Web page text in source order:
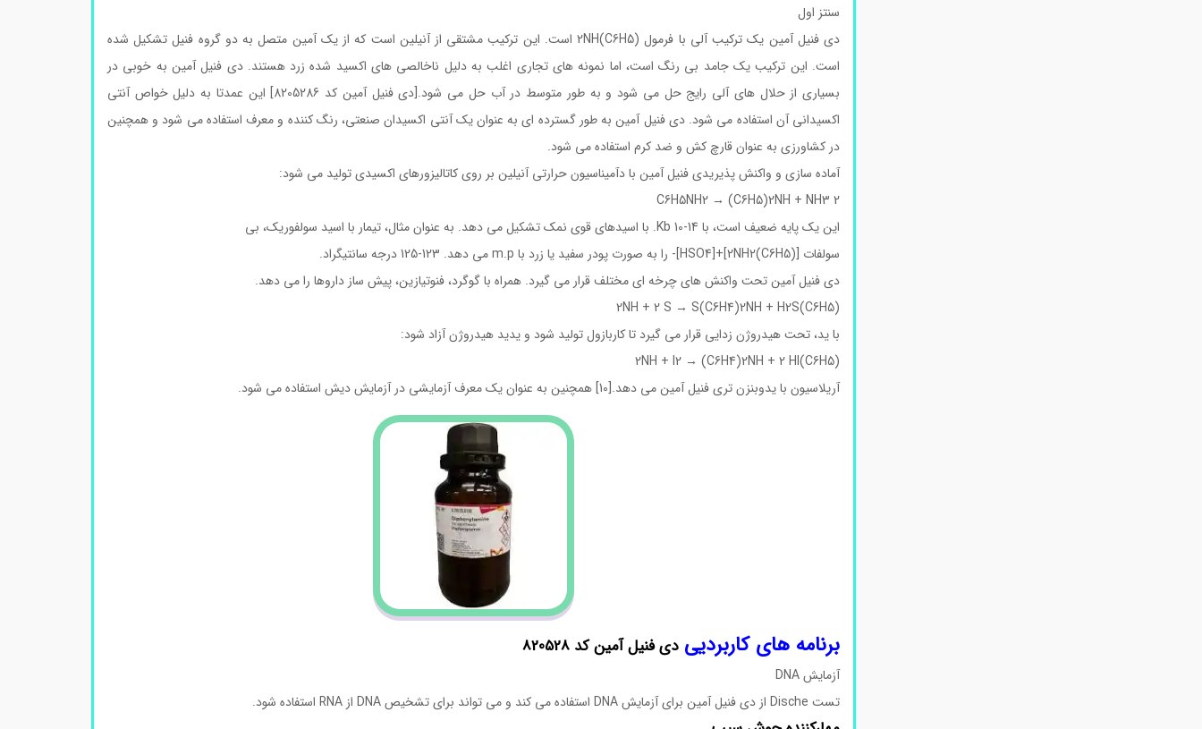
سنتز اول
دی فنیل آمین یک ترکیب آلی با فرمول (C6H5)2NH است. این ترکیب مشتقی از آنیلین است که از یک آمین متصل به دو گروه فنیل تشکیل شده
است. این ترکیب یک جامد بی رنگ است، اما نمونه های تجاری اغلب به دلیل ناخالصی های اکسید شده زرد هستند. دی فنیل آمین به خوبی در
بسیاری از حلال های آلی رایج حل می شود و به طور متوسط در آب حل می شود.[دی فنیل آمین کد 8205286] این عمدتا به دلیل خواص آنتی
اکسیدانی آن استفاده می شود. دی فنیل آمین به طور گسترده ای به عنوان یک آنتی اکسیدان صنعتی، رنگ کننده و معرف استفاده می شود و همچنین
در کشاورزی به عنوان قارچ کش و ضد کرم استفاده می شود.
آماده سازی و واکنش پذیریدی فنیل آمین با دآمیناسیون حرارتی آنیلین بر روی کاتالیزورهای اکسیدی تولید می شود:
2 C6H5NH2 → (C6H5)2NH + NH3
این یک پایه ضعیف است، با Kb 10-14. با اسیدهای قوی نمک تشکیل می دهد. به عنوان مثال، تیمار با اسید سولفوریک، بی
سولفات [(C6H5)2NH2]+[HSO4]- را به صورت پودر سفید یا زرد با m.p می دهد. 123-125 درجه سانتیگراد.
دی فنیل آمین تحت واکنش های چرخه ای مختلف قرار می گیرد. همراه با گوگرد، فنوتیازین، پیش ساز داروها را می دهد.
(C6H5)2NH + 2 S → S(C6H4)2NH + H2S
با ید، تحت هیدروژن زدایی قرار می گیرد تا کاربازول تولید شود و یدید هیدروژن آزاد شود:
(C6H5)2NH + I2 → (C6H4)2NH + 2 HI
آریلاسیون با یدوبنزن تری فنیل آمین می دهد.[10] همچنین به عنوان یک معرف آزمایشی در آزمایش دیش استفاده می شود.
برنامه های کاربردییدی فنیل آمین کد 820528
آزمایش DNA
تست Dische از دی فنیل آمین برای آزمایش DNA استفاده می کند و می تواند برای تشخیص DNA از RNA استفاده شود.